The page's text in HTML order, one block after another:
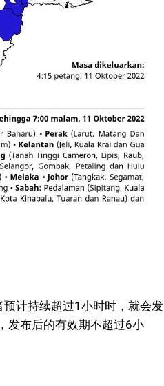
计持续超过1小时时，就会发
发布后的有效期不超过6小